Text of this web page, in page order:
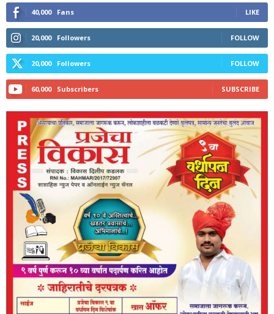
40,000 Fans LIKE
20,000 Followers FOLLOW
20,000 Followers FOLLOW
60,000 Subscribers SUBSCRIBE